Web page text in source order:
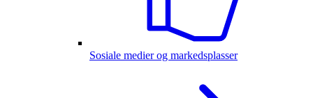
Sosiale medier og markedsplasser